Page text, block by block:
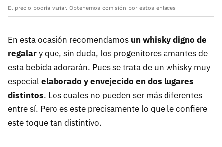
El precio podría variar. Obtenemos comisión por estos enlaces
En esta ocasión recomendamos un whisky digno de
regalary que, sin duda, los progenitores amantes de
esta bebida adorarán. Pues se trata de un whisky muy
especial elaborado y envejecido en dos lugares
distintos. Los cuales no pueden ser más diferentes
entre sí. Pero es este precisamente lo que le confiere
este toque tan distintivo.